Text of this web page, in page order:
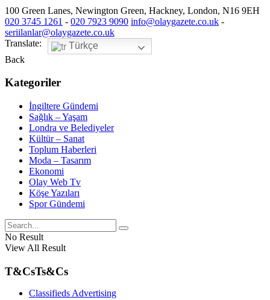
100 Green Lanes, Newington Green, Hackney, London, N16 9EH
020 3745 1261 - 020 7923 9090 info@olaygazete.co.uk -
seriilanlar@olaygazete.co.uk
Translate:
Türkçe
Back
Kategoriler
İngiltere Gündemi
Sağlık – Yaşam
Londra ve Belediyeler
Kültür – Sanat
Toplum Haberleri
Moda – Tasarım
Ekonomi
Olay Web Tv
Köşe Yazıları
Spor Gündemi
No Result
View All Result
T&CsTs&Cs
Classifieds Advertising